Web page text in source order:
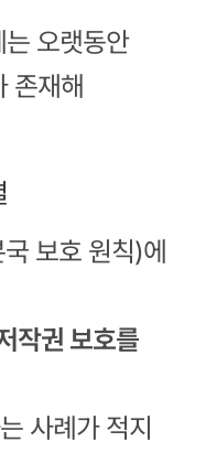
오랫동안
존재해
보호 원칙)에
작권 보호를
사례가 적지